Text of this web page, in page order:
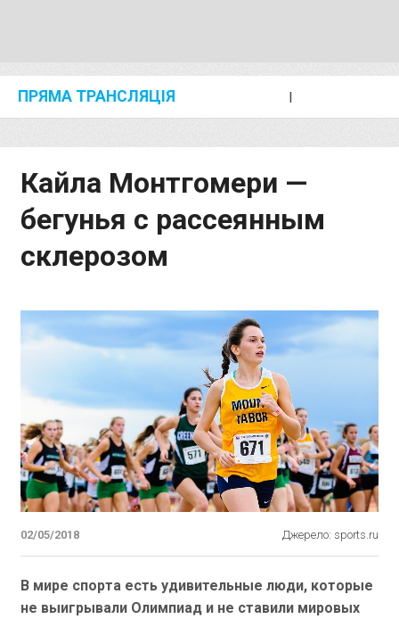
ПРЯМА ТРАНСЛЯЦІЯ I
Кайла Монтгомери —
бегунья с рассеянным
склерозом
02/05/2018 Джерело: sports.ru
В мире спорта есть удивительные люди, которые
не выигрывали Олимпиад и не ставили мировых